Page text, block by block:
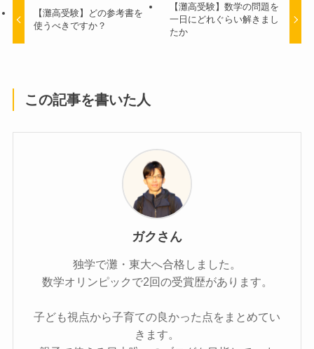
【灘高受験】どの参考書を
使うべきですか？
【灘高受験】数学の問題を
一日にどれぐらい解きまし
たか
この記事を書いた人
ガクさん
独学で灘・東大へ合格しました。
数学オリンピックで2回の受賞歴があります。
子ども視点から子育ての良かった点をまとめてい
きます。